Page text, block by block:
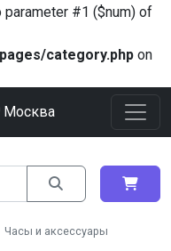
parameter #1 ($num) of
category.php on
Москва
Часы и аксессуары